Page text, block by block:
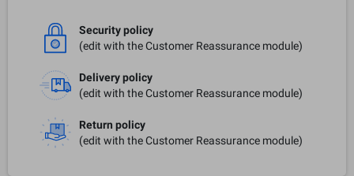
Security policy
(edit with the Customer Reassurance module)
Delivery policy
(edit with the Customer Reassurance module)
Return policy
(edit with the Customer Reassurance module)